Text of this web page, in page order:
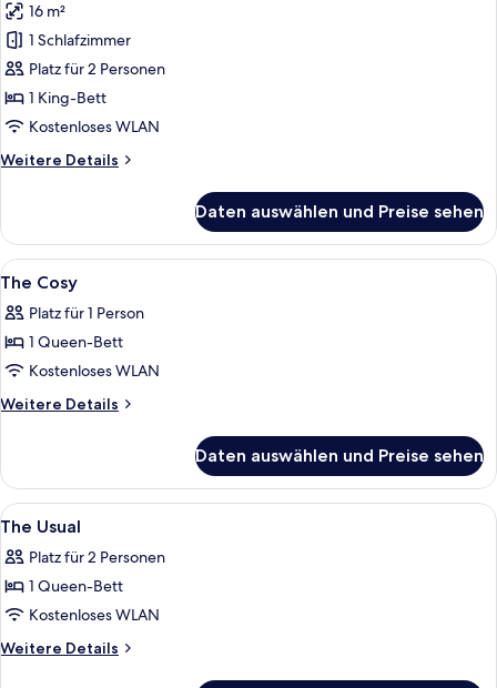
für
Deluxe-
Doppelzimmer
anzeigen
16 m²
1 Schlafzimmer
Platz für 2 Personen
1 King-Bett
Kostenloses WLAN
Weitere Details
Weitere
Doppelzimmer
Daten auswählen und Preise sehen
Alle
Fotos
für
The
Cosy
anzeigen
Laptopgeeigneter Arbeitsplatz,
8
The Cosy
Platz für 1 Person
1 Queen-Bett
Kostenloses WLAN
Weitere Details
Weitere
Cosy
Daten auswählen und Preise sehen
Alle
Fotos
für
The
Usual
anzeigen
Laptopgeeigneter Arbeitsplatz,
9
The Usual
Platz für 2 Personen
1 Queen-Bett
Kostenloses WLAN
Weitere Details
Weitere